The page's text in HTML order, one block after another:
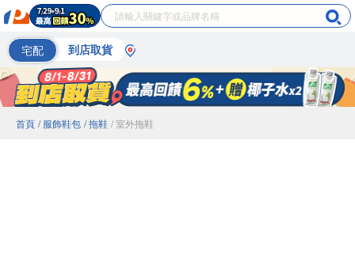
宅配 到店取貨
首頁 / 服飾鞋包 / 拖鞋 / 室外拖鞋